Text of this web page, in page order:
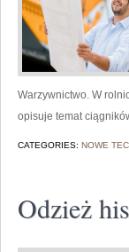
Warzywnictwo. W
opisuje temat
CATEGORIES: NOWE
Odzież